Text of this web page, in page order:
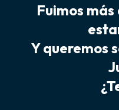
Fuimos más
Y queremos